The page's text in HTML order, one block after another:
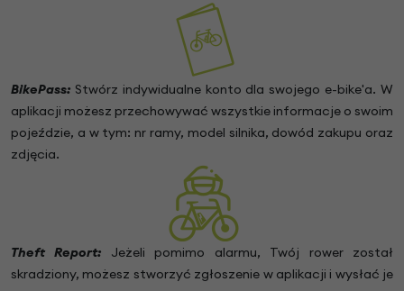
BikePass: Stwórz indywidualne konto dla swojego e-bike'a. W
aplikacji możesz przechowywać wszystkie informacje o swoim
pojeździe, a w tym: nr ramy, model silnika, dowód zakupu oraz
zdjęcia.
Theft Report: Jeżeli pomimo alarmu, Twój rower został
skradziony, możesz stworzyć zgłoszenie w aplikacji i wysłać je